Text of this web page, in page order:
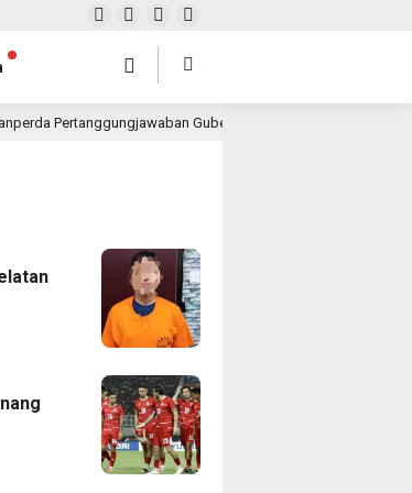
Pertanggungjawaban Gubernur 2025, Realisasi APBD